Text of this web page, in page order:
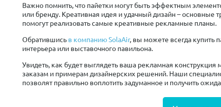
Важно помнить, что пайетки могут быть эффектным
или бренду. Креативная идея и удачный дизайн – основные
помогут реализовать самые креативные рекламные планы.
Обратившись в компанию SolaAir, вы можете всегда купить
интерьера или выставочного павильона.
Увидеть, как будет выглядеть ваша рекламная
заказам и примерам дизайнерских решений. Наши
позволят правильно воплотить задуманное и получить